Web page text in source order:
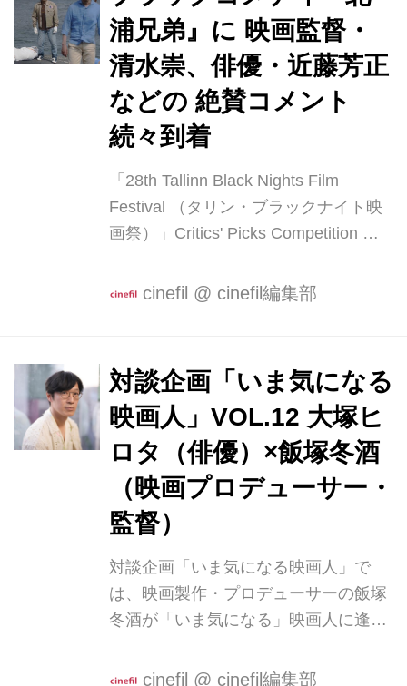
スにて初日を迎えた！ 初日舞台挨拶に
は、主演の中野マサアキ、大塚ヒロタ
ほか８名のキャストが勢ぞろいし、辻
野正樹監督と共に登壇した。 「企画か
ら劇場公開まで４年」感無量の辻野正
樹監督 主演の中野マサアキ、大塚ヒロ
した辻野正樹監督は、「主演でありプ
ロデューサーの中野マサアキと共...
浦兄弟』に 映画監督・
清水崇、俳優・近藤芳正
などの 絶賛コメント
続々到着
「28th Tallinn Black Nights Film
Festival （タリン・ブラックナイト映
画祭）」Critics' Picks Competition 部
兄弟』に多くの著名人より絶賛のコメ
公の成長譚や哀しい別れと再生、喜ば
しい人生の謳歌ばかりが映画じゃない!
英雄への憧れ、スリルや恐怖、冒険譚
への陶酔ばかりが映画じゃない! 憧れ
どころか、厭きれかえってしまう高学
歴の中年馬鹿兄弟。 永遠のモラトリア
ム地獄を、流されるままに過ごすよう
cinefil @ cinefil編集部
対談企画「いま気になる
映画人」VOL.12 大塚ヒ
ロタ（俳優）×飯塚冬酒
（映画プロデューサー・
監督）
対談企画「いま気になる映画人」で
は、映画製作・プロデューサーの飯塚
冬酒が「いま気になる」映画人に逢
んちゃん』『北浦兄弟』などの話題作
cinefil @ cinefil編集部